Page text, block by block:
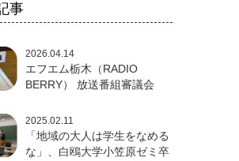
事
2026.04.14
エフエム栃木（RADIO
BERRY） 放送番組審議会
2025.02.11
「地域の大人は学生をなめる
な」、白鴎大学小笠原ゼミ卒